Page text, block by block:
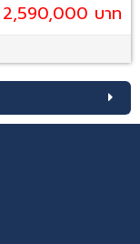
2,590,000 บาท